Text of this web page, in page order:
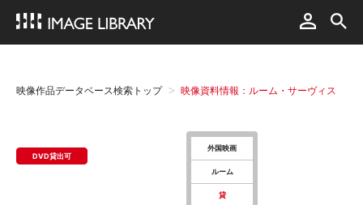
映像作品データベース検索トップ 映像資料情報：ルーム・サーヴィス
DVD貸出可
外国映画
ルーム
貸